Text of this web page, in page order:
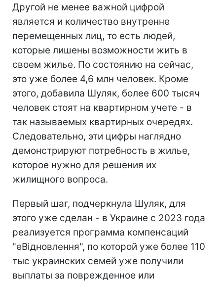
Другой не менее важной цифрой
является и количество внутренне
перемещенных лиц, то есть людей,
которые лишены возможности жить в
своем жилье. По состоянию на сейчас,
это уже более 4,6 млн человек. Кроме
этого, добавила Шуляк, более 600 тысяч
человек стоят на квартирном учете - в
так называемых квартирных очередях.
Следовательно, эти цифры наглядно
демонстрируют потребность в жилье,
которое нужно для решения их
жилищного вопроса.
Первый шаг, подчеркнула Шуляк, для
этого уже сделан - в Украине с 2023 года
реализуется программа компенсаций
"еВідновлення", по которой уже более 110
тыс украинских семей уже получили
выплаты за поврежденное или